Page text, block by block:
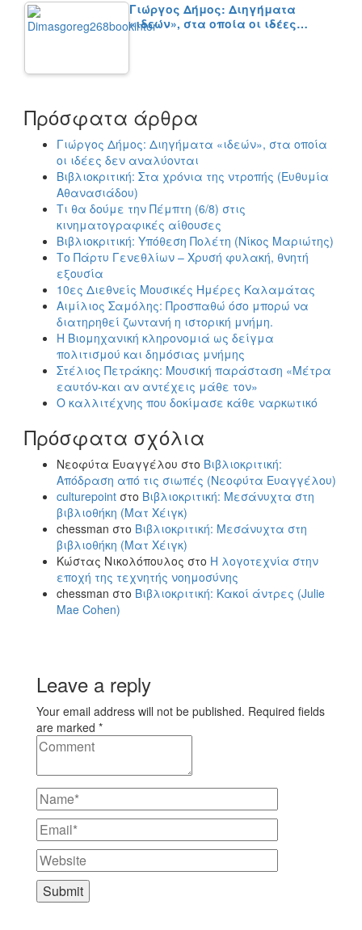
Γιώργος Δήμος: Διηγήματα
«ιδεών», στα οποία οι ιδέες…
Πρόσφατα άρθρα
Γιώργος Δήμος: Διηγήματα «ιδεών», στα οποία
οι ιδέες δεν αναλύονται
Βιβλιοκριτική: Στα χρόνια της ντροπής (Ευθυμία
Αθανασιάδου)
Τι θα δούμε την Πέμπτη (6/8) στις
κινηματογραφικές αίθουσες
Βιβλιοκριτική: Υπόθεση Πολέτη (Νίκος Μαριώτης)
Το Πάρτυ Γενεθλίων – Χρυσή φυλακή, θνητή
εξουσία
10ες Διεθνείς Μουσικές Ημέρες Καλαμάτας
Αιμίλιος Σαμόλης: Προσπαθώ όσο μπορώ να
διατηρηθεί ζωντανή η ιστορική μνήμη.
Η Βιομηχανική κληρονομιά ως δείγμα
πολιτισμού και δημόσιας μνήμης
Στέλιος Πετράκης: Μουσική παράσταση «Μέτρα
εαυτόν-και αν αντέχεις μάθε τον»
Ο καλλιτέχνης που δοκίμασε κάθε ναρκωτικό
Πρόσφατα σχόλια
Νεοφύτα Ευαγγέλου στο Βιβλιοκριτική:
Απόδραση από τις σιωπές (Νεοφύτα Ευαγγέλου)
culturepoint στο Βιβλιοκριτική: Μεσάνυχτα στη
βιβλιοθήκη (Ματ Χέιγκ)
chessman στο Βιβλιοκριτική: Μεσάνυχτα στη
βιβλιοθήκη (Ματ Χέιγκ)
Κώστας Νικολόπουλος στο Η λογοτεχνία στην
εποχή της τεχνητής νοημοσύνης
chessman στο Βιβλιοκριτική: Κακοί άντρες (Julie
Mae Cohen)
Leave a reply
Your email address will not be published. Required fields
are marked *